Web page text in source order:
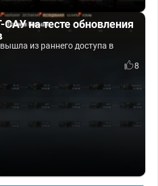
САУ на тесте обновления
из раннего доступа в
8